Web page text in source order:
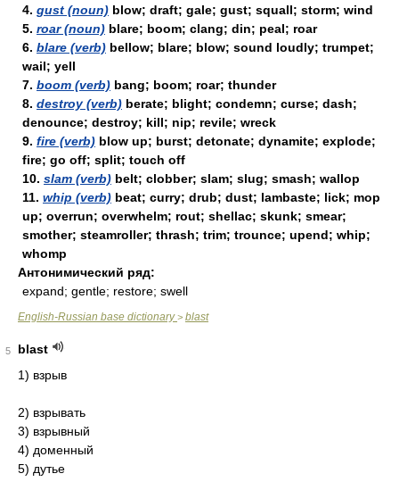
4. gust (noun) blow; draft; gale; gust; squall; storm; wind
5. roar (noun) blare; boom; clang; din; peal; roar
6. blare (verb) bellow; blare; blow; sound loudly; trumpet;
wail; yell
7. boom (verb) bang; boom; roar; thunder
8. destroy (verb) berate; blight; condemn; curse; dash;
denounce; destroy; kill; nip; revile; wreck
9. fire (verb) blow up; burst; detonate; dynamite; explode;
fire; go off; split; touch off
10. slam (verb) belt; clobber; slam; slug; smash; wallop
11. whip (verb) beat; curry; drub; dust; lambaste; lick; mop
up; overrun; overwhelm; rout; shellac; skunk; smear;
smother; steamroller; thrash; trim; trounce; upend; whip;
whomp
Антонимический ряд:
expand; gentle; restore; swell
English-Russian base dictionary> blast
5
blast
1) взрыв
2) взрывать
3) взрывный
4) доменный
5) дутье